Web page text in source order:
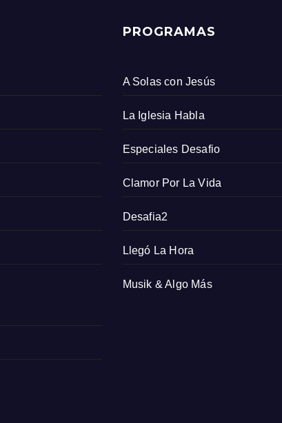
PROGRAMAS
A Solas con Jesús
La Iglesia Habla
Especiales Desafio
Clamor Por La Vida
Desafia2
Llegó La Hora
Musik & Algo Más